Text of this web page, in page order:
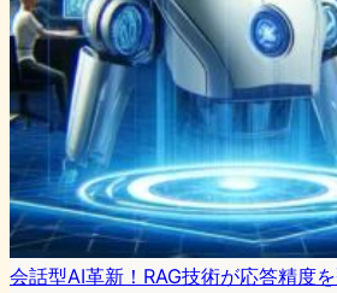
会話型AI革新！RAG技術が応答精度